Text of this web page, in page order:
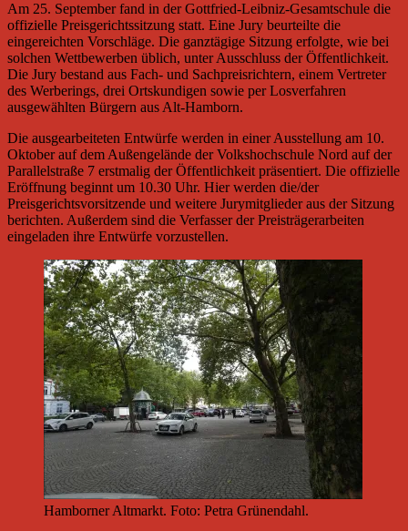
Am 25. September fand in der Gottfried-Leibniz-Gesamtschule die
offizielle Preisgerichtssitzung statt. Eine Jury beurteilte die
eingereichten Vorschläge. Die ganztägige Sitzung erfolgte, wie bei
solchen Wettbewerben üblich, unter Ausschluss der Öffentlichkeit.
Die Jury bestand aus Fach- und Sachpreisrichtern, einem Vertreter
des Werberings, drei Ortskundigen sowie per Losverfahren
ausgewählten Bürgern aus Alt-Hamborn.
Die ausgearbeiteten Entwürfe werden in einer Ausstellung am 10.
Oktober auf dem Außengelände der Volkshochschule Nord auf der
Parallelstraße 7 erstmalig der Öffentlichkeit präsentiert. Die offizielle
Eröffnung beginnt um 10.30 Uhr. Hier werden die/der
Preisgerichtsvorsitzende und weitere Jurymitglieder aus der Sitzung
berichten. Außerdem sind die Verfasser der Preisträgerarbeiten
eingeladen ihre Entwürfe vorzustellen.
Hamborner Altmarkt. Foto: Petra Grünendahl.